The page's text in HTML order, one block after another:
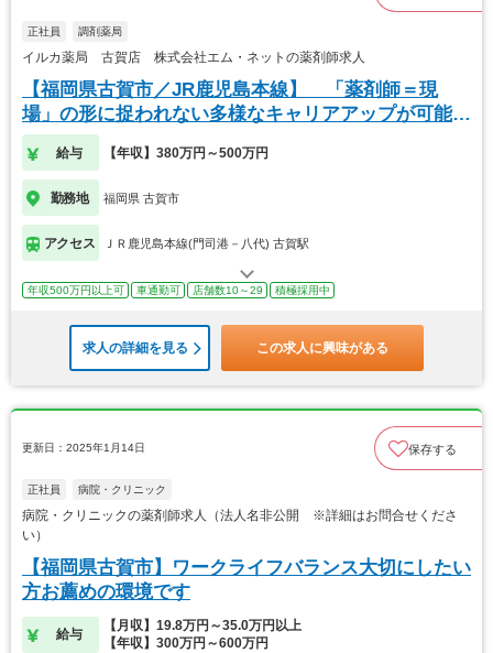
正社員 調剤薬局
イルカ薬局 古賀店 株式会社エム・ネットの薬剤師求人
【福岡県古賀市／JR鹿児島本線】 「薬剤師＝現
場」の形に捉われない多様なキャリアアップが可能で
す
給与 【年収】380万円～500万円
勤務地 福岡県 古賀市
アクセス ＪＲ鹿児島本線(門司港－八代) 古賀駅
年収500万円以上可 車通勤可 店舗数10～29 積極採用中
求人の詳細を見る この求人に興味がある
更新日：2025年1月14日 保存する
正社員 病院・クリニック
病院・クリニックの薬剤師求人（法人名非公開 ※詳細はお問合せくださ
い）
【福岡県古賀市】ワークライフバランス大切にしたい
方お薦めの環境です
給与
【月収】19.8万円～35.0万円以上
【年収】300万円～600万円